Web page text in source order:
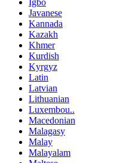
Igbo
Javanese
Kannada
Kazakh
Khmer
Kurdish
Kyrgyz
Latin
Latvian
Lithuanian
Luxembou..
Macedonian
Malagasy
Malay
Malayalam